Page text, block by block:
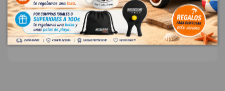
12,00 € Sin IVA
14,52 € Con IVA